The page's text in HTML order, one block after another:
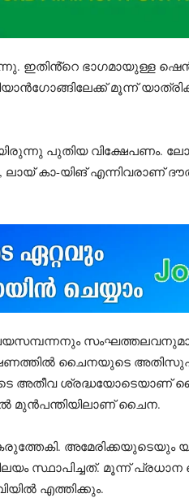
ഇതിൻ്റെ ഭാഗമായുള്ള
മൂന്ന്
പുതിയ വിക്ഷേപണം. ലോങ്
കാ-യിങ് എന്നിവരാണ്
ചൈനയുടെ
അതീവ ശ്രദ്ധയോടെയാണ്
മുൻപന്തിയിലാണ് ചൈന.
സ്ഥാപിച്ചത്. മൂന്ന്
എത്തിക്കും.